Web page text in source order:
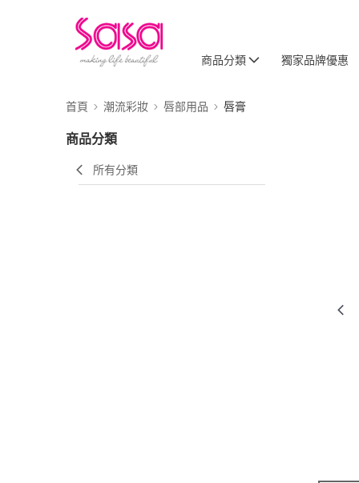
商品分類 獨家品牌優惠
首頁 潮流彩妝 唇部用品 唇膏
商品分類
所有分類